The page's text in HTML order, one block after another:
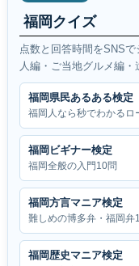
福岡クイズ
点数と回答時間をSNS
人編・ご当地グルメ編・
福岡県民あるある検定
福岡人なら秒でわかるロ
福岡ビギナー検定
福岡全般の入門10問
福岡方言マニア検定
難しめの博多弁・福岡弁
福岡歴史マニア検定